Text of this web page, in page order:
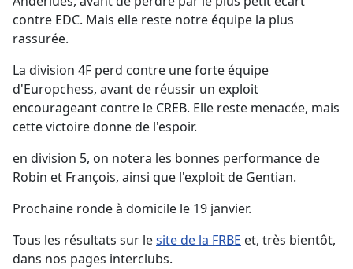
contre EDC. Mais elle reste notre équipe la plus
rassurée.
La division 4F perd contre une forte équipe
d'Europchess, avant de réussir un exploit
encourageant contre le CREB. Elle reste menacée, mais
cette victoire donne de l'espoir.
en division 5, on notera les bonnes performance de
Robin et François, ainsi que l'exploit de Gentian.
Prochaine ronde à domicile le 19 janvier.
Tous les résultats sur lesite de la FRBE et, très bientôt,
dans nos pages interclubs.